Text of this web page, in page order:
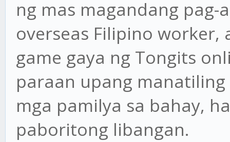
ng mas magandang pag-
overseas Filipino
game gaya ng Tongits
paraan upang
mga pamilya sa bahay,
paboritong libangan.